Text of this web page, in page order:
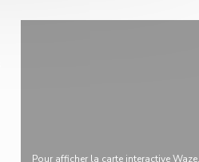
Pour afficher la carte interactive